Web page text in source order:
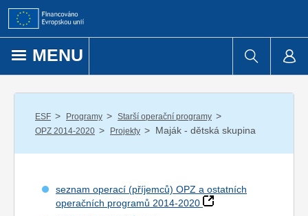
Přejít k obsahu
MENU
ESF / Programy / Starší operační programy /
OPZ 2014-2020 / Projekty / Maják - dětská skupina
seznam operací (příjemců) OPZ a ostatních
operačních programů 2014-2020